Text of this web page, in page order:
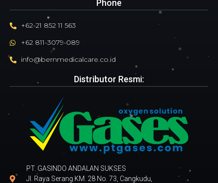
Phone
+62-21 852 11 563
+62 811-3079-089
info@bernmedicalcare.co.id
Distributor Resmi:
PT. GASINDO ANDALAN SUKSES
Jl. Raya Serang KM. 28 No. 73, Cangkudu,